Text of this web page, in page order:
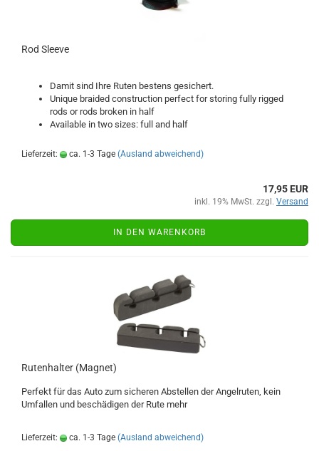
Rod Sleeve
Damit sind Ihre Ruten bestens gesichert.
Unique braided construction perfect for storing fully rigged
rods or rods broken in half
Available in two sizes: full and half
Lieferzeit: ca. 1-3 Tage (Ausland abweichend)
17,95 EUR
inkl. 19% MwSt. zzgl. Versand
IN DEN WARENKORB
Rutenhalter (Magnet)
Perfekt für das Auto zum sicheren Abstellen der Angelruten, kein
Umfallen und beschädigen der Rute mehr
Lieferzeit: ca. 1-3 Tage (Ausland abweichend)